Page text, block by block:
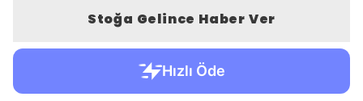
Stoğa Gelince Haber Ver